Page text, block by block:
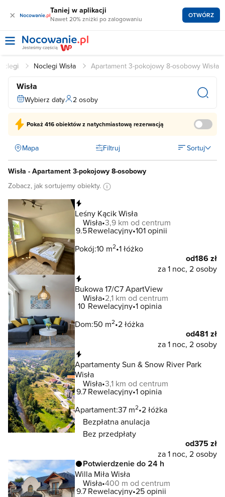
× Taniej w aplikacji
Nawet 20% zniżki po zalogowaniu OTWÓRZ
Noclegi Wisła Apartament 3-pokojowy 8-osobowy Wisła
Wisła
Wybierz daty 2 osoby
Pokaż416 obiektówz natychmiastową rezerwacją
Mapa Filtruj Sortuj
Wisła - Apartament 3-pokojowy 8-osobowy
Zobacz, jak sortujemy obiekty.
Leśny Kącik Wisła
Wisła 3,9 km od centrum
9.5Rewelacyjny 101 opinii
Pokój:10 m2 1 łóżko
od186 zł
za 1 noc, 2 osoby
Bukowa 17/C7 ApartView
Wisła 2,1 km od centrum
10 Rewelacyjny 1 opinia
Dom:50 m2 2 łóżka
od481 zł
za 1 noc, 2 osoby
Apartamenty Sun & Snow River Park
Wisła
Wisła 3,1 km od centrum
9.7Rewelacyjny 1 opinia
Apartament:37 m2 2 łóżka
Bezpłatna anulacja
Bez przedpłaty
od375 zł
za 1 noc, 2 osoby
Potwierdzenie do 24 h
Willa Miła Wisła
Wisła 400 m od centrum
9.7Rewelacyjny 25 opinii